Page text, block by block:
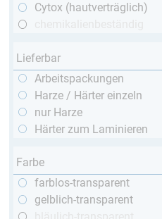
Cytox (hautverträglich)
Lieferbar
Arbeitspackungen
Harze / Härter einzeln
nur Harze
Härter zum Laminieren
Farbe
farblos-transparent
gelblich-transparent